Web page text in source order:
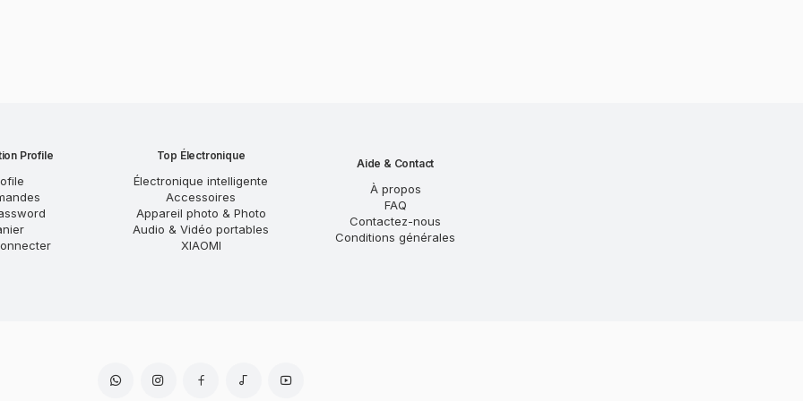
Profile Top Électronique
Électronique intelligente
Accessoires
Appareil photo & Photo
Audio & Vidéo portables
XIAOMI
Aide & Contact
À propos
FAQ
Contactez-nous
Conditions générales